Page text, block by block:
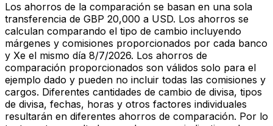
Los ahorros de la comparación se basan en una sola
transferencia de GBP 20,000 a USD. Los ahorros se
calculan comparando el tipo de cambio incluyendo
márgenes y comisiones proporcionados por cada banco
y Xe el mismo día 8/7/2026. Los ahorros de
comparación proporcionados son válidos solo para el
ejemplo dado y pueden no incluir todas las comisiones y
cargos. Diferentes cantidades de cambio de divisa, tipos
de divisa, fechas, horas y otros factores individuales
resultarán en diferentes ahorros de comparación. Por lo